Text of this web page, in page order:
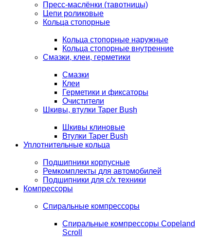
Пресс-маслёнки (тавотницы)
Цепи роликовые
Кольца стопорные
Кольца стопорные наружные
Кольца стопорные внутренние
Смазки, клеи, герметики
Смазки
Клеи
Герметики и фиксаторы
Очистители
Шкивы, втулки Taper Bush
Шкивы клиновые
Втулки Taper Bush
Уплотнительные кольца
Подшипники корпусные
Ремкомплекты для автомобилей
Подшипники для с/х техники
Компрессоры
Спиральные компрессоры
Спиральные компрессоры Copeland
Scroll